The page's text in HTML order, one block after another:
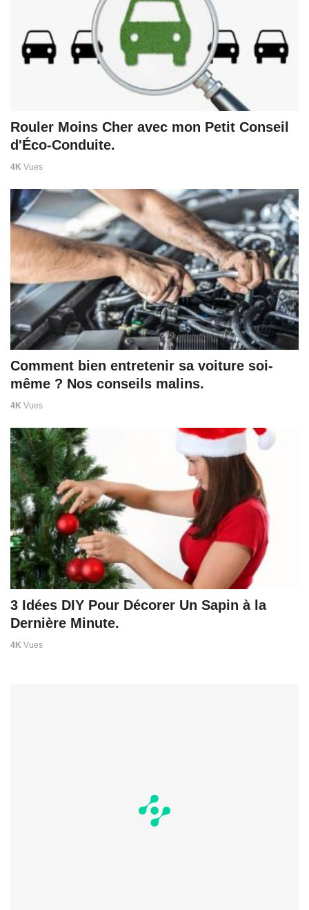
Rouler Moins Cher avec mon Petit Conseil
d'Éco-Conduite.
4K Vues
Comment bien entretenir sa voiture soi-
même ? Nos conseils malins.
4K Vues
3 Idées DIY Pour Décorer Un Sapin à la
Dernière Minute.
4K Vues